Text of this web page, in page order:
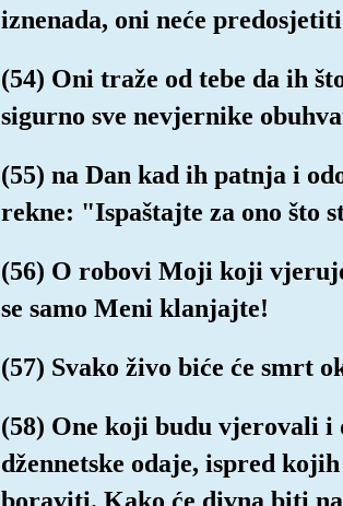
iznenada, oni neće
(54) Oni traže od tebe da ih
sigurno sve nevjernike
(55) na Dan kad ih patnja i
rekne: "Ispaštajte za ono što
(56) O robovi Moji koji
se samo Meni klanjajte!
(57) Svako živo biće će smrt
(58) One koji budu vjerovali
džennetske odaje, ispred
boraviti. Kako će divna biti